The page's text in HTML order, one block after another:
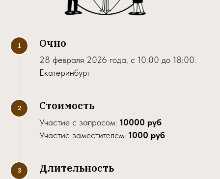
Очно
28 февраля 2026 года, с 10:00 до 18:00.
Екатеринбург
Стоимость
Участие с запросом: 10000 руб
Участие заместителем: 1000 руб
Длительность